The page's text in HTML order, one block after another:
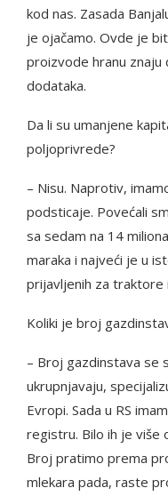
kod nas. Zasada
je ojačamo. Ovde je
proizvode hranu znaju
dodataka.
Da li su umanjene
poljoprivrede?
– Nisu. Naprotiv,
podsticaje. Povećali
sa sedam na 14
maraka i najveći je u
prijavljenih za traktore
Koliki je broj
– Broj gazdinstava se
ukrupnjavaju,
Evropi. Sada u RS
registru. Bilo ih je više
Broj pratimo prema
mlekara pada, raste